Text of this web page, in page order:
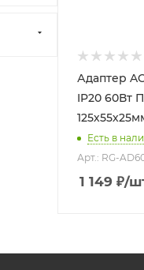
Адаптер
IP20 60Вт Пластик
Есть в
Арт.: RG-
1 149 ₽/